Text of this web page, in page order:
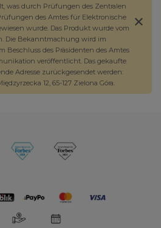
was durch Prüfungen des Zentralen
des Amtes für Elektronische
wurde. Das Produkt wurde vom
Die Bekanntmachung wird im
Beschluss des Präsidenten des Amtes
veröffentlicht. Das gekaufte
Adresse zurückgesendet werden:
12, 65-127 Zielona Góra.